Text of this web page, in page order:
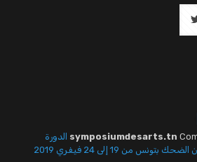
symposiumdesarts.tn الدورة
من 19 إلى 24 فيفري 2019